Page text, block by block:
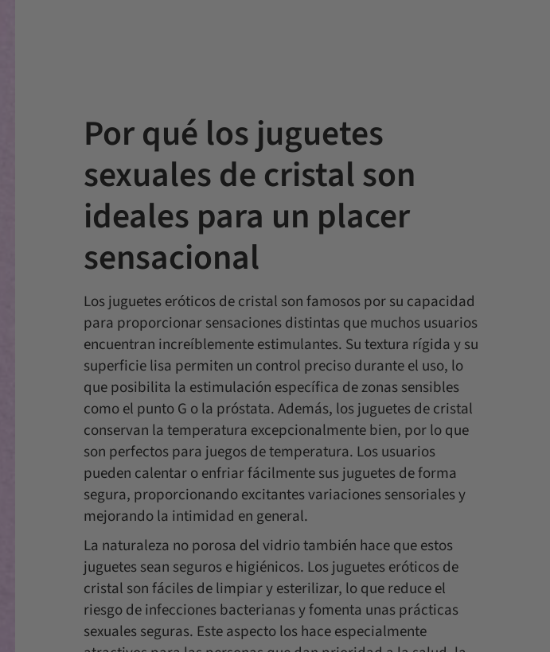
Por qué los juguetes
sexuales de cristal son
ideales para un placer
sensacional
Los juguetes eróticos de cristal son famosos por su capacidad
para proporcionar sensaciones distintas que muchos usuarios
encuentran increíblemente estimulantes. Su textura rígida y su
superficie lisa permiten un control preciso durante el uso, lo
que posibilita la estimulación específica de zonas sensibles
como el punto G o la próstata. Además, los juguetes de cristal
conservan la temperatura excepcionalmente bien, por lo que
son perfectos para juegos de temperatura. Los usuarios
pueden calentar o enfriar fácilmente sus juguetes de forma
segura, proporcionando excitantes variaciones sensoriales y
mejorando la intimidad en general.
La naturaleza no porosa del vidrio también hace que estos
juguetes sean seguros e higiénicos. Los juguetes eróticos de
cristal son fáciles de limpiar y esterilizar, lo que reduce el
riesgo de infecciones bacterianas y fomenta unas prácticas
sexuales seguras. Este aspecto los hace especialmente